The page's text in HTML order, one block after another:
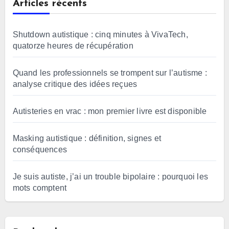
Articles récents
Shutdown autistique : cinq minutes à VivaTech,
quatorze heures de récupération
Quand les professionnels se trompent sur l’autisme :
analyse critique des idées reçues
Autisteries en vrac : mon premier livre est disponible
Masking autistique : définition, signes et
conséquences
Je suis autiste, j’ai un trouble bipolaire : pourquoi les
mots comptent